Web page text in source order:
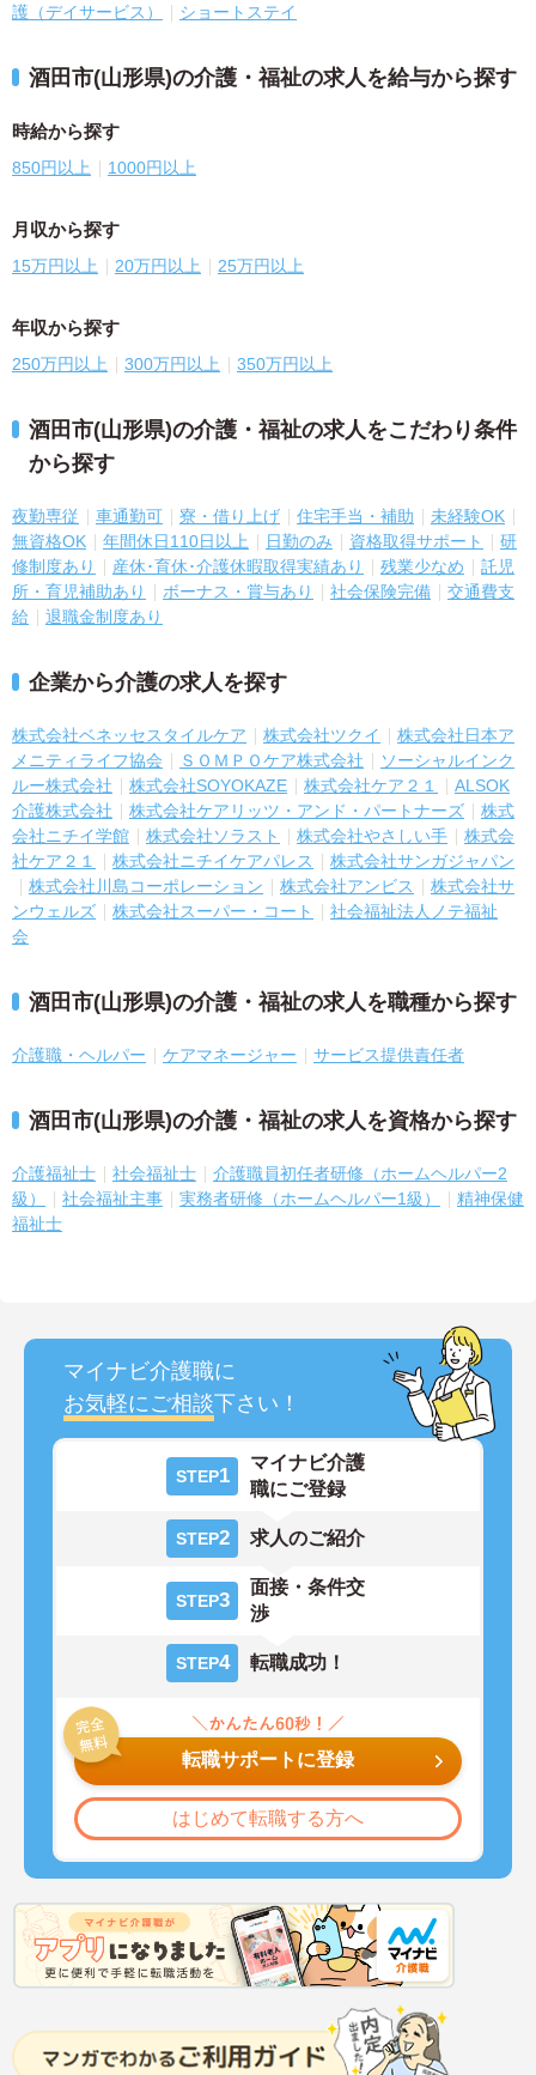
護（デイサービス）
ショートステイ
酒田市(山形県)の介護・福祉の求人を給与から探す
時給から探す
850円以上 1000円以上
月収から探す
15万円以上 20万円以上 25万円以上
年収から探す
250万円以上 300万円以上 350万円以上
酒田市(山形県)の介護・福祉の求人をこだわり条件
から探す
夜勤専従 車通勤可 寮・借り上げ 住宅手当・補助
未経験OK
無資格OK
年間休日110日以上 日勤のみ 資格取得サポート
研
修制度あり
産休･育休･介護休暇取得実績あり 残業少なめ
託児
所・育児補助あり
ボーナス・賞与あり 社会保険完備
交通費支
給
退職金制度あり
企業から介護の求人を探す
株式会社ベネッセスタイルケア 株式会社ツクイ
株式会社日本ア
メニティライフ協会
ＳＯＭＰＯケア株式会社
ソーシャルインク
ルー株式会社
株式会社SOYOKAZE 株式会社ケア２１
ALSOK
介護株式会社
株式会社ケアリッツ・アンド・パートナーズ
株式
会社ニチイ学館
株式会社ソラスト 株式会社やさしい手
株式会
社ケア２１
株式会社ニチイケアパレス
株式会社サンガジャパン
株式会社川島コーポレーション
株式会社アンビス
株式会社サ
ンウェルズ
株式会社スーパー・コート
社会福祉法人ノテ福祉
会
酒田市(山形県)の介護・福祉の求人を職種から探す
介護職・ヘルパー ケアマネージャー サービス提供責任者
酒田市(山形県)の介護・福祉の求人を資格から探す
介護福祉士 社会福祉士
介護職員初任者研修（ホームヘルパー2
級）
社会福祉主事 実務者研修（ホームヘルパー1級）
精神保健
福祉士
マイナビ介護職に
お気軽にご相談下さい！
STEP1
マイナビ介護
職にご登録
STEP2 求人のご紹介
STEP3
面接・条件交
渉
STEP4 転職成功！
転職サポートに登録
はじめて転職する方へ